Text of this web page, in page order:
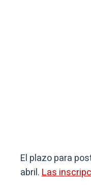
El plazo para
abril.Las